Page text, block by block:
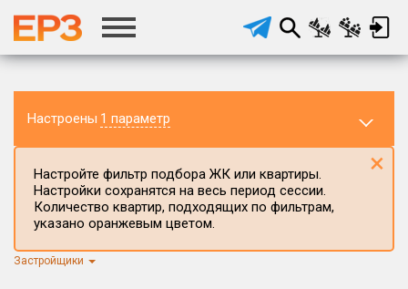
Настроены 1 параметр
Регион ЖК
Настройте фильтр подбора ЖК или квартиры.
Настройки сохранятся на весь период сессии.
Количество квартир, подходящих по фильтрам,
указано оранжевым цветом.
×
Застройщики